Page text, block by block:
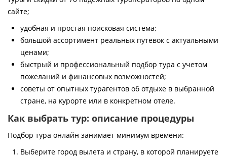
сайте;
удобная и простая поисковая система;
большой ассортимент реальных путевок с актуальными
ценами;
быстрый и профессиональный подбор тура с учетом
пожеланий и финансовых возможностей;
советы от опытных турагентов об отдыхе в выбранной
стране, на курорте или в конкретном отеле.
Как выбрать тур: описание процедуры
Подбор тура онлайн занимает минимум времени:
Выберите город вылета и страну, в которой планируете